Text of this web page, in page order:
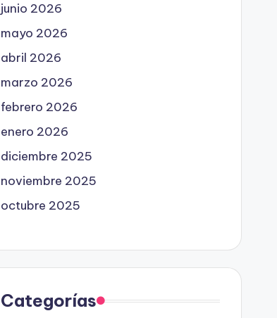
junio 2026
mayo 2026
abril 2026
marzo 2026
febrero 2026
enero 2026
diciembre 2025
noviembre 2025
octubre 2025
Categorías